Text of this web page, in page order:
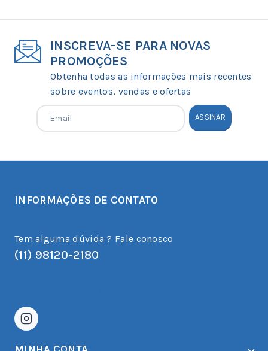
INSCREVA-SE PARA NOVAS
PROMOÇÕES
Obtenha todas as informações mais recentes
sobre eventos, vendas e ofertas
INFORMAÇÕES DE CONTATO
Tem alguma dúvida ? Fale conosco
(11) 98120-2180